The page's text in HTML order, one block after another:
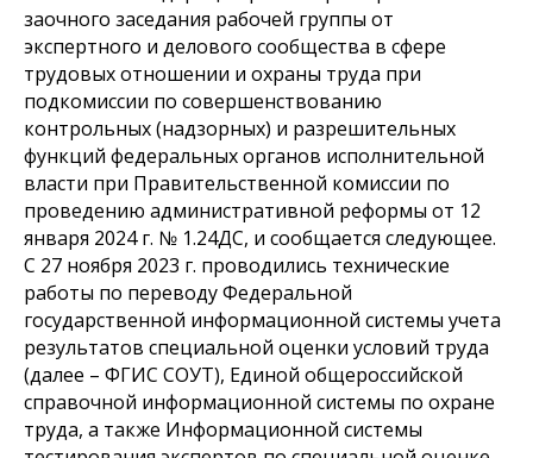
заочного заседания рабочей группы от
экспертного и делового сообщества в сфере
трудовых отношении и охраны труда при
подкомиссии по совершенствованию
контрольных (надзорных) и разрешительных
функций федеральных органов исполнительной
власти при Правительственной комиссии по
проведению административной реформы от 12
января 2024 г. № 1.24ДС, и сообщается следующее.
С 27 ноября 2023 г. проводились технические
работы по переводу Федеральной
государственной информационной системы учета
результатов специальной оценки условий труда
(далее – ФГИС СОУТ), Единой общероссийской
справочной информационной системы по охране
труда, а также Информационной системы